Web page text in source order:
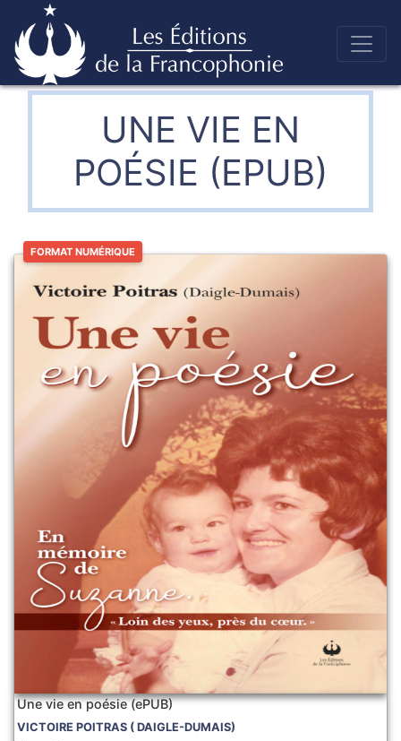
Skip
to Éditions de la francophonie
UNE VIE EN
POÉSIE (EPUB)
FORMAT NUMÉRIQUE
Une vie en poésie (ePUB)
VICTOIRE POITRAS ( DAIGLE-DUMAIS)